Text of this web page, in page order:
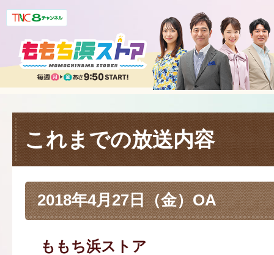
これまでの放送内容
2018年4月27日（金）OA
ももち浜ストア